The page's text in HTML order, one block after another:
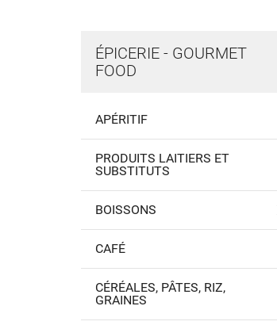
ÉPICERIE - GOURMET
FOOD
APÉRITIF
PRODUITS LAITIERS ET
SUBSTITUTS
BOISSONS
CAFÉ
CÉRÉALES, PÂTES, RIZ,
GRAINES